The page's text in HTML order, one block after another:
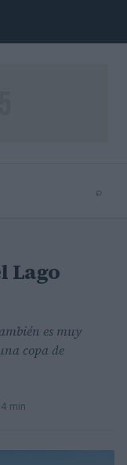
⌕
Lago
es muy
copa de
4 min